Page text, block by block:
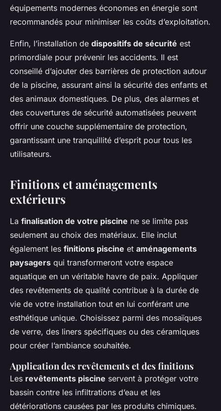
équipements modernes économes en énergie sont
recommandés pour minimiser les coûts d’exploitation.
Enfin, l’installation de dispositifs de sécurité est
primordiale pour prévenir les accidents. Il est
conseillé d’ajouter des barrières de protection autour
de la piscine, assurant ainsi la sécurité des enfants et
des animaux domestiques. De plus, des alarmes et
des couvertures de sécurité automatisées peuvent
offrir une couche supplémentaire de protection,
garantissant une tranquillité d’esprit pour tous les
utilisateurs.
Finitions et aménagements
extérieurs
La finalisation de votre piscine ne se limite pas
seulement au choix des matériaux. Elle inclut
également les finitions piscine et aménagements
paysagers qui transformeront votre espace
aquatique en un véritable havre de paix. Appliquer
des revêtements de qualité contribue à la durée de
vie de votre installation tout en lui conférant une
esthétique unique. Choisissez parmi des mosaïques
de verre, des liners spécifiques ou des céramiques
pour créer l’ambiance souhaitée.
Application des revêtements et des finitions
Les revêtements piscine servent à protéger votre
bassin contre les infiltrations d’eau et les
détériorations causées par les produits chimiques.